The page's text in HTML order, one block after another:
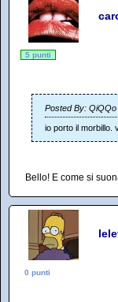
5 punti
Posted By: QiQQo
io porto il morbillo.
Bello! E come si
0 punti